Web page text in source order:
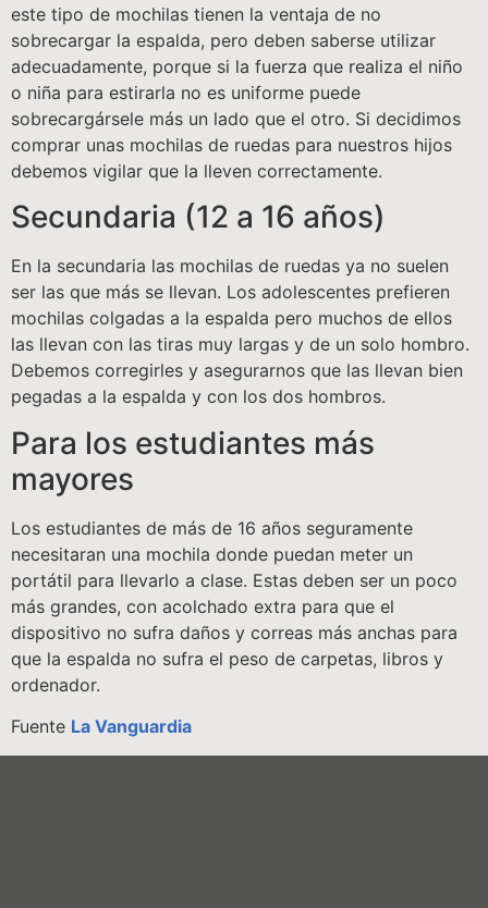
este tipo de mochilas tienen la ventaja de no
sobrecargar la espalda, pero deben saberse utilizar
adecuadamente, porque si la fuerza que realiza el niño
o niña para estirarla no es uniforme puede
sobrecargársele más un lado que el otro. Si decidimos
comprar unas mochilas de ruedas para nuestros hijos
debemos vigilar que la lleven correctamente.
Secundaria (12 a 16 años)
En la secundaria las mochilas de ruedas ya no suelen
ser las que más se llevan. Los adolescentes prefieren
mochilas colgadas a la espalda pero muchos de ellos
las llevan con las tiras muy largas y de un solo hombro.
Debemos corregirles y asegurarnos que las llevan bien
pegadas a la espalda y con los dos hombros.
Para los estudiantes más
mayores
Los estudiantes de más de 16 años seguramente
necesitaran una mochila donde puedan meter un
portátil para llevarlo a clase. Estas deben ser un poco
más grandes, con acolchado extra para que el
dispositivo no sufra daños y correas más anchas para
que la espalda no sufra el peso de carpetas, libros y
ordenador.
Fuente La Vanguardia